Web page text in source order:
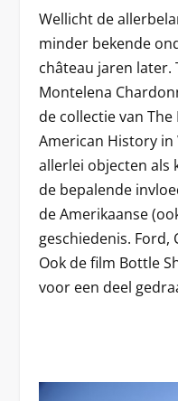
Wellicht de
minder bekende
château jaren later.
Montelena
de collectie van
American History in
allerlei objecten als
de bepalende
de Amerikaanse
geschiedenis. Ford,
Ook de film Bottle
voor een deel